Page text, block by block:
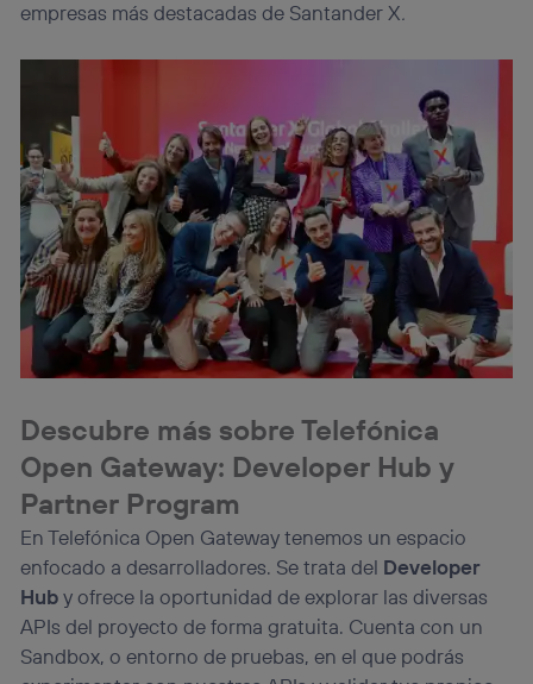
empresas más destacadas de Santander X.
Descubre más sobre Telefónica
Open Gateway: Developer Hub y
Partner Program
En Telefónica Open Gateway tenemos un espacio
enfocado a desarrolladores. Se trata del Developer
Huby ofrece la oportunidad de explorar las diversas
APIs del proyecto de forma gratuita. Cuenta con un
Sandbox, o entorno de pruebas, en el que podrás